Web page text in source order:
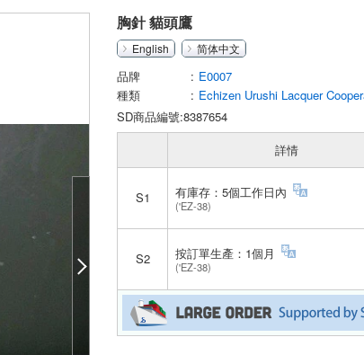
胸針 貓頭鷹
English 简体中文
品牌
E0007
種類
Echizen Urushi Lacquer
SD商品編號:8387654
詳情
S1 有庫存：5個工作日內
('EZ-38)
S2 按訂單生產：1個月
('EZ-38)